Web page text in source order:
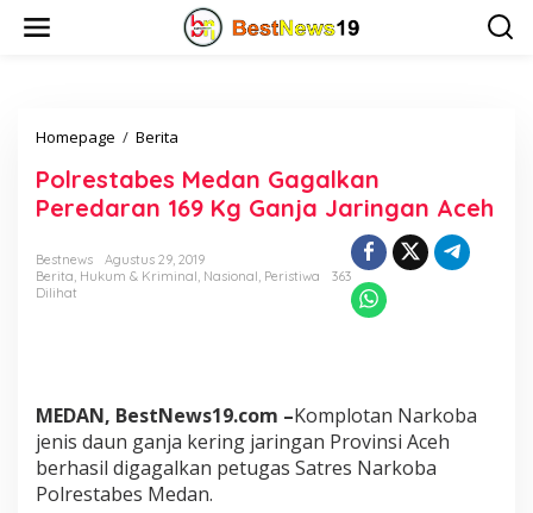
Homepage / Berita
r
e
t
a
d
a
n
G
a
Polrestabes Medan Gagalkan
Peredaran 169 Kg Ganja Jaringan Aceh
Bestnews
Agustus 29, 2019
Berita, Hukum & Kriminal, Nasional, Peristiwa
363
Dilihat
MEDAN, BestNews19.com –Komplotan Narkoba
jenis daun ganja kering jaringan Provinsi Aceh
berhasil digagalkan petugas Satres Narkoba
Polrestabes Medan.